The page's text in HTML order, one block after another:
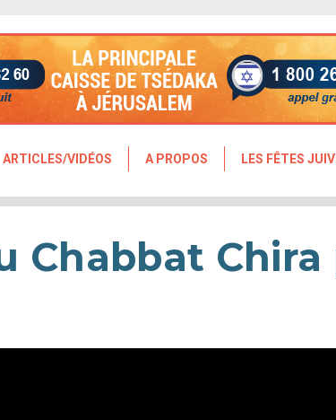
ARTICLES/VIDÉOS A PROPOS LES FÊTES
Chabbat Chira